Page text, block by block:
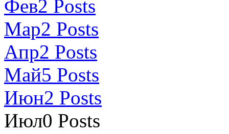
Фев2 Posts
Мар2 Posts
Апр2 Posts
Май5 Posts
Июн2 Posts
Июл0 Posts